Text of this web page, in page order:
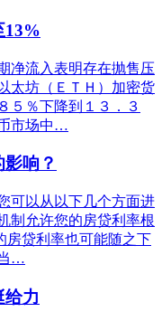
13%
净流入表明存在抛售压
太坊（ＥＴＨ）加密货
５％下降到１３．３
市场中…
响？
可以从以下几个方面进
制允许您的房贷利率根
房贷利率也可能随之下
…
给力